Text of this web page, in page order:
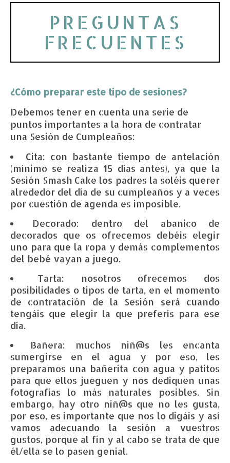
PREGUNTAS
FRECUENTES
¿Cómo preparar este tipo de sesiones?
Debemos tener en cuenta una serie de
puntos importantes a la hora de contratar
una Sesión de Cumpleaños:
Cita: con bastante tiempo de antelación
(mínimo se realiza 15 días antes), ya que la
Sesión Smash Cake los padres la soléis querer
alrededor del día de su cumpleaños y a veces
por cuestión de agenda es imposible.
Decorado: dentro del abanico de
decorados que os ofrecemos debéis elegir
uno para que la ropa y demás complementos
del bebé vayan a juego.
Tarta: nosotros ofrecemos dos
posibilidades o tipos de tarta, en el momento
de contratación de la Sesión será cuando
tengáis que elegir la que preferís para ese
día.
Bañera: muchos niñ@s les encanta
sumergirse en el agua y por eso, les
preparamos una bañerita con agua y patitos
para que ellos jueguen y nos dediquen unas
fotografías lo más naturales posibles. Sin
embargo, hay otro niñ@s que no les gusta,
por eso, es importante que nos lo digáis y así
vamos adecuando la sesión a vuestros
gustos, porque al fin y al cabo se trata de que
él/ella se lo pasen genial.